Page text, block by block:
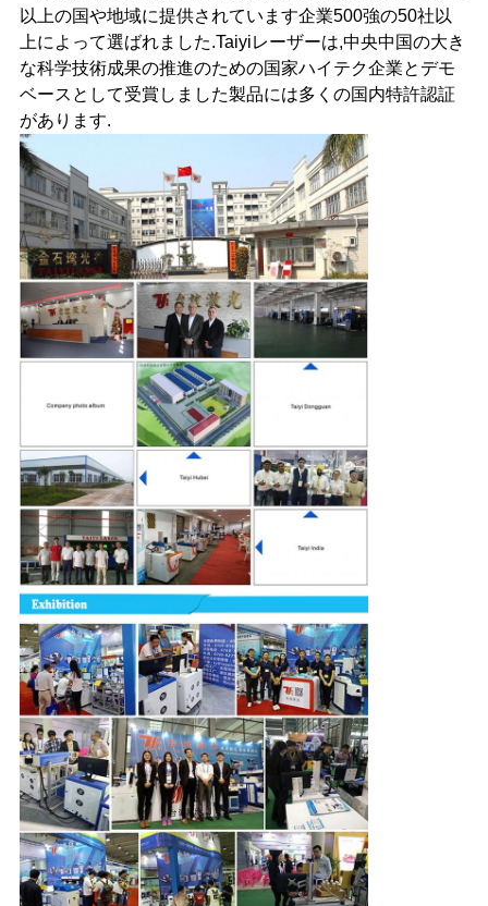
以上の国や地域に提供されています企業500強の50社以
上によって選ばれました.Taiyiレーザーは,中央中国の大き
な科学技術成果の推進のための国家ハイテク企業とデモ
ベースとして受賞しました製品には多くの国内特許認証
があります.